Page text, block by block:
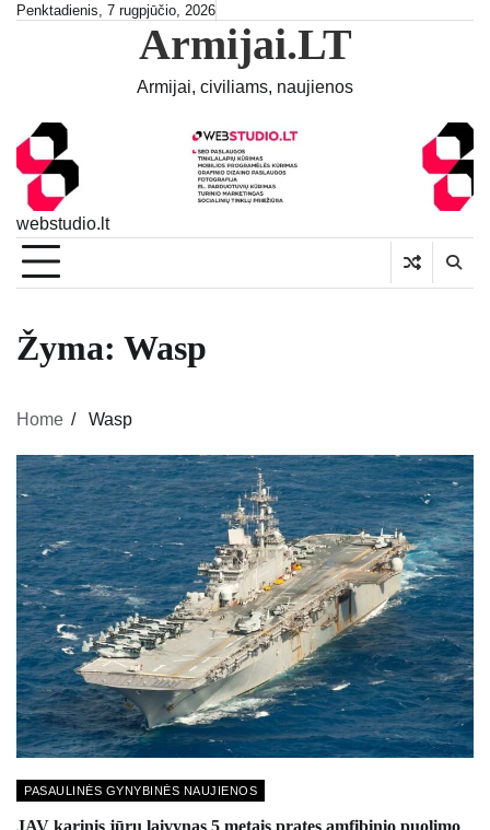
SkipPenktadienis, 7 rugpjūčio, 2026
Armijai.LT
Armijai, civiliams, naujienos
webstudio.lt
Žyma: Wasp
Home Wasp
PASAULINĖS GYNYBINĖS NAUJIENOS